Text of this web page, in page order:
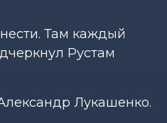
Там каждый
Рустам
Лукашенко.